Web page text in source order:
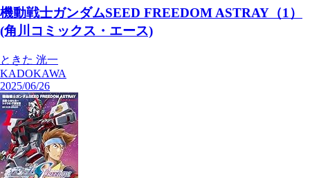
機動戦士ガンダムSEED FREEDOM ASTRAY（1）
(角川コミックス・エース)
ときた 洸一
KADOKAWA
2025/06/26